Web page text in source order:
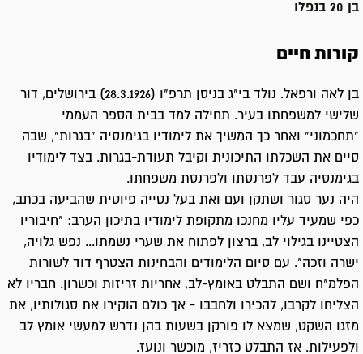
בן 20 בנפלו
קורות חיים
בן לאה ורפאל. נולד בי"ג בניסן תרפ"ו (28.3.1926) בירושלים, דור
שלישי למשפחתו בעיר. תחילה למד בבית הספר העממי
"תחכמוני" ואחר כך המשיך את לימודיו בגימנסיה "בגרות", שבה
סיים את השכלתו התיכונית וקיבל תעודת-בגרות. בצד לימודיו
בגימנסיה עבד לפרנסתו ולפרנסת משפחתו.
היה נער סגור ושתקן ועם ואת בעל נטייה פיוטית שהביעה בכתב,
כפי שמעיד עליו מחנכו מתקופת לימודיו בתיכון הערב: "חיבוריו
הצטיינו בגילוי לב, ברצון לפתוח את שערי נשמתו... נפש גלויה,
ישרה וזכה". עם סיום הלימודים והבחינות הצטרף דוד לשורות
הפלמ"ח ושם התבלט באומץ-לב, אחריות זריזות וכשרון. חבריו לא
הצליחו לקרבו, להכירו ולחבבו - אך כולם הוקירו את סגולותיו, את
מזגו השקט, שמצא לו פורקן בשעות בהן נדרש למעשי אומץ לב
ולפעילות. אז התבלט כזריז, מוכשר ונועז.